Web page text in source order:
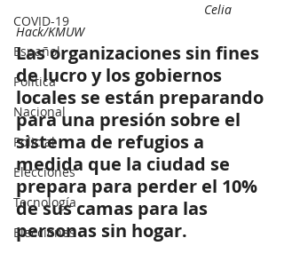
COVID-19
Español
Política
Nacional
Policial
Elecciones
Tecnología
Elecciones
Celia
Hack/KMUW
Las organizaciones sin fines
de lucro y los gobiernos
locales se están preparando
para una presión sobre el
sistema de refugios a
medida que la ciudad se
prepara para perder el 10%
de sus camas para las
personas sin hogar.